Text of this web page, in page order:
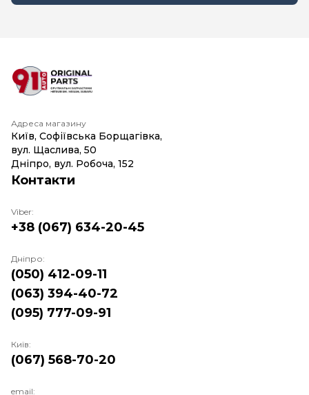
Адреса магазину
Київ, Софіївська Борщагівка,
вул. Щаслива, 50
Дніпро, вул. Робоча, 152
Контакти
Viber:
+38 (067) 634-20-45
Дніпро:
(050) 412-09-11
(063) 394-40-72
(095) 777-09-91
Київ:
(067) 568-70-20
email: